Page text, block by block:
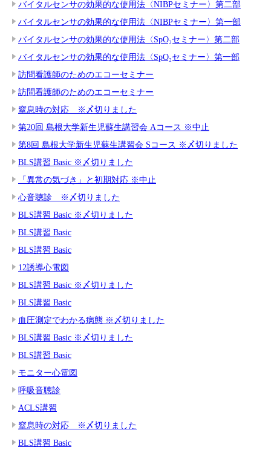
バイタルセンサの効果的な使用法〈NIBPセミナー〉第二部
バイタルセンサの効果的な使用法〈NIBPセミナー〉第一部
バイタルセンサの効果的な使用法〈SpO₂セミナー〉第二部
バイタルセンサの効果的な使用法〈SpO₂セミナー〉第一部
訪問看護師のためのエコーセミナー
訪問看護師のためのエコーセミナー
窒息時の対応 ※〆切りました
第20回 島根大学新生児蘇生講習会 Aコース ※中止
第8回 島根大学新生児蘇生講習会 Sコース ※〆切りました
BLS講習 Basic ※〆切りました
「異常の気づき」と初期対応 ※中止
心音聴診 ※〆切りました
BLS講習 Basic ※〆切りました
BLS講習 Basic
BLS講習 Basic
12誘導心電図
BLS講習 Basic ※〆切りました
BLS講習 Basic
血圧測定でわかる病態 ※〆切りました
BLS講習 Basic ※〆切りました
BLS講習 Basic
モニター心電図
呼吸音聴診
ACLS講習
窒息時の対応 ※〆切りました
BLS講習 Basic